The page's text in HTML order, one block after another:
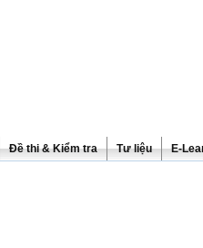
Đề thi & Kiểm tra Tư liệu E-